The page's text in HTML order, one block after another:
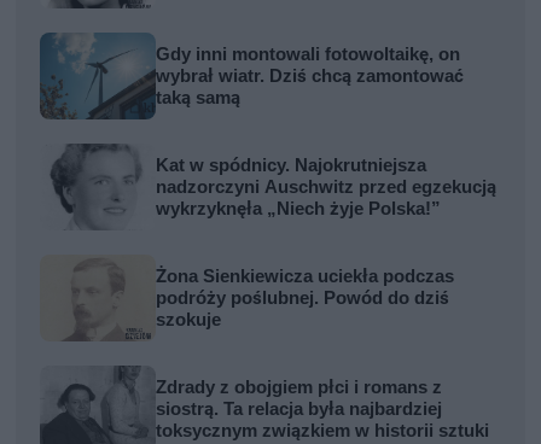
Gdy inni montowali fotowoltaikę, on
wybrał wiatr. Dziś chcą zamontować
taką samą
Kat w spódnicy. Najokrutniejsza
nadzorczyni Auschwitz przed egzekucją
wykrzyknęła „Niech żyje Polska!”
Żona Sienkiewicza uciekła podczas
podróży poślubnej. Powód do dziś
szokuje
Zdrady z obojgiem płci i romans z
siostrą. Ta relacja była najbardziej
toksycznym związkiem w historii sztuki